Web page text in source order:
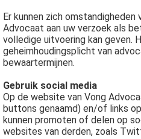
Er kunnen zich omstandigheden
Advocaat aan uw verzoek als
volledige uitvoering kan geven.
geheimhoudingsplicht van
bewaartermijnen.
Gebruik social media
Op de website van Vong
buttons genaamd) en/of links
kunnen promoten of delen op
websites van derden, zoals